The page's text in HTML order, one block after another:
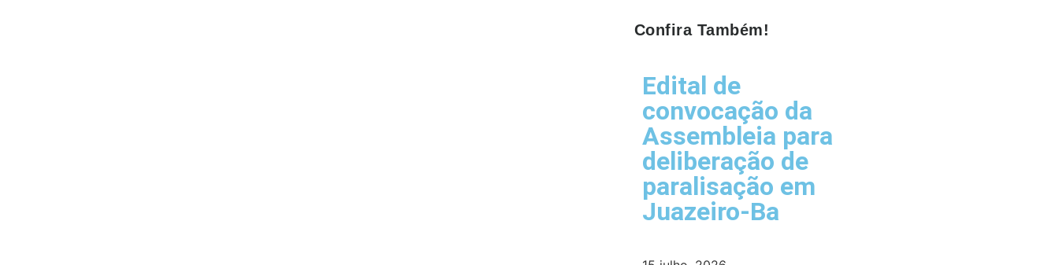
Confira Também!
Edital de
convocação da
Assembleia para
deliberação de
paralisação em
Juazeiro-Ba